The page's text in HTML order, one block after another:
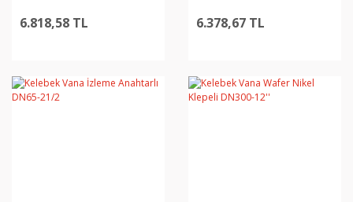
6.818,58 TL 6.378,67 TL